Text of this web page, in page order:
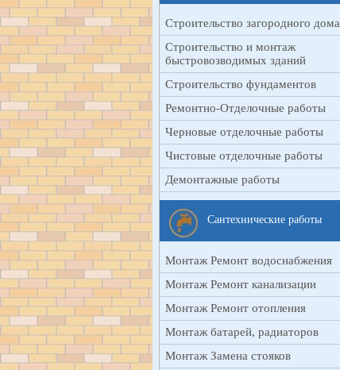
Строительство загородного дома
Строительство и монтаж
быстровозводимых зданий
Строительство фундаментов
Ремонтно-Отделочные работы
Черновые отделочные работы
Чистовые отделочные работы
Демонтажные работы
Сантехнические работы
Монтаж Ремонт водоснабжения
Монтаж Ремонт канализации
Монтаж Ремонт отопления
Монтаж батарей, радиаторов
Монтаж Замена стояков